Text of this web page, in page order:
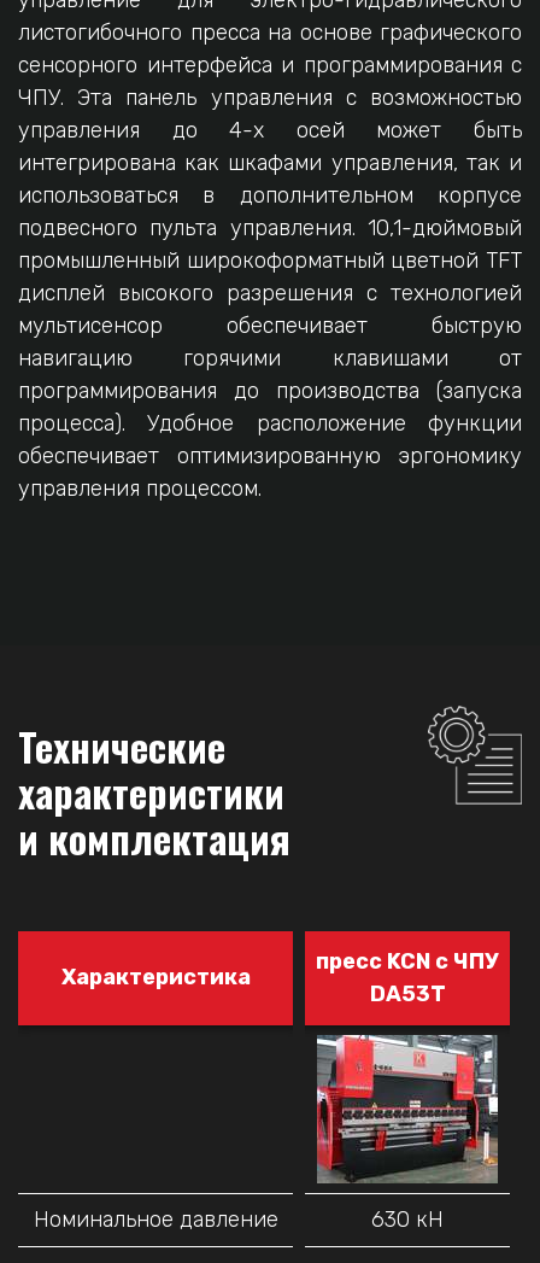
листогибочного пресса на основе графического
сенсорного интерфейса и программирования с
ЧПУ. Эта панель управления с возможностью
управления до 4-х осей может быть
интегрирована как шкафами управления, так и
использоваться в дополнительном корпусе
подвесного пульта управления. 10,1-дюймовый
промышленный широкоформатный цветной TFT
дисплей высокого разрешения с технологией
мультисенсор обеспечивает быструю
навигацию горячими клавишами от
программирования до производства (запуска
процесса). Удобное расположение функции
обеспечивает оптимизированную эргономику
управления процессом.
Технические
характеристики
и комплектация
Характеристика
пресс KCN с ЧПУ
DA53T
Номинальное давление
630 кН